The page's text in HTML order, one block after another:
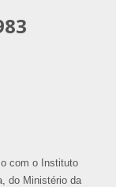
com o Instituto
do Ministério da